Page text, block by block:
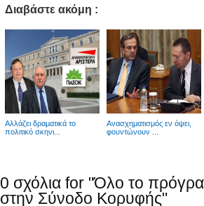
Διαβάστε ακόμη :
Αλλάζει δραματικά το
πολιτικό σκηνι...
Ανασχηματισμός εν όψει,
φουντώνουν ...
0 σχόλια for "Όλο το
στην Σύνοδο Κορυφής"